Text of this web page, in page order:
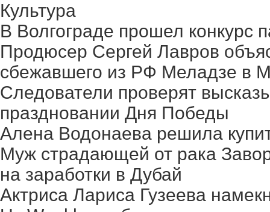
Культура
В Волгограде прошел конкурс
Продюсер Сергей Лавров
сбежавшего из РФ Меладзе в
Следователи проверят
праздновании Дня Победы
Алена Водонаева решила
Муж страдающей от рака
на заработки в Дубай
Актриса Лариса Гузеева